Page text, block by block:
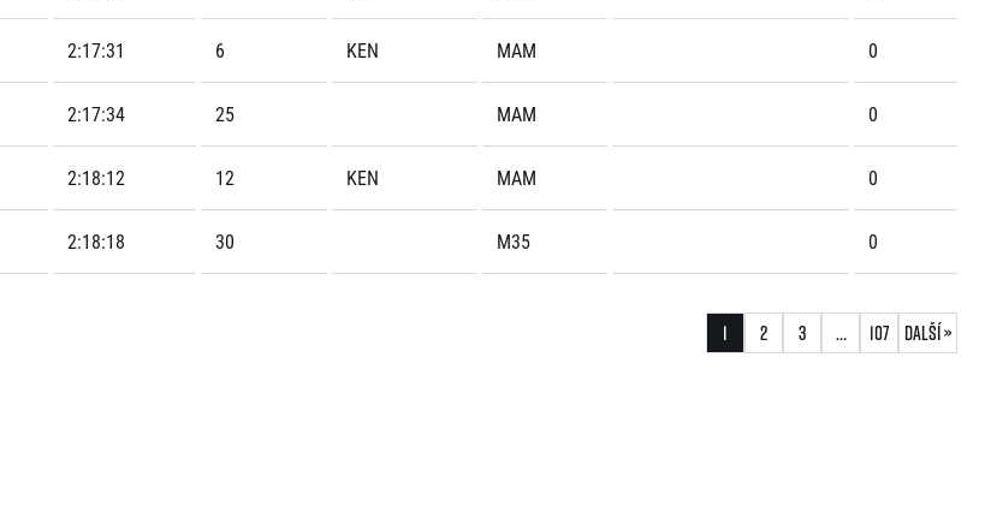
2:17:31 6 KEN MAM 0
2:17:34 25 MAM 0
2:18:12 12 KEN MAM 0
2:18:18 30 M35 0
1 2 3 … 107 Další »